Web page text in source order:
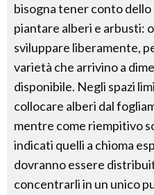
bisogna tener conto dello
piantare alberi e arbusti:
sviluppare liberamente,
varietà che arrivino a
disponibile. Negli spazi
collocare alberi dal
mentre come riempitivo
indicati quelli a chioma
dovranno essere
concentrarli in un unico